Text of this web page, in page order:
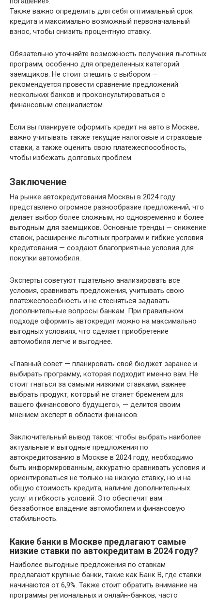
Также важно определить для себя оптимальный срок
кредита и максимально возможный первоначальный
взнос, чтобы снизить процентную ставку.
Обязательно уточняйте возможность получения льготных
программ, особенно для определенных категорий
заемщиков. Не стоит спешить с выбором —
рекомендуется провести сравнение предложений
нескольких банков и проконсультироваться с
финансовым специалистом.
Если вы планируете оформить кредит на авто в Москве,
важно учитывать также текущие налоговые и страховые
ставки, а также оценить свою платежеспособность,
чтобы избежать долговых проблем.
Заключение
На рынке автокредитования Москвы в 2024 году
представлено огромное разнообразие предложений, что
делает выбор более сложным, но одновременно и более
выгодным для заемщиков. Основные тренды — снижение
ставок, расширение льготных программ и гибкие условия
кредитования — создают благоприятные условия для
покупки автомобиля.
Эксперты советуют тщательно анализировать все
условия, сравнивать предложения, учитывать свою
платежеспособность и не стесняться задавать
дополнительные вопросы банкам. При правильном
подходе оформить автокредит можно на максимально
выгодных условиях, что сделает приобретение
автомобиля легче и выгоднее.
«Главный совет — планировать свой бюджет заранее и
выбирать программу, которая подходит именно вам. Не
стоит гнаться за самыми низкими ставками, важнее
выбрать продукт, который не станет бременем для
вашего финансового будущего», — делится своим
мнением эксперт в области финансов.
Заключительный вывод таков: чтобы выбрать наиболее
актуальные и выгодные предложения по
автокредитованию в Москве в 2024 году, необходимо
быть информированным, аккуратно сравнивать условия и
ориентироваться не только на низкую ставку, но и на
общую стоимость кредита, наличие дополнительных
услуг и гибкость условий. Это обеспечит вам
беззаботное владение автомобилем и финансовую
стабильность.
Какие банки в Москве предлагают самые
низкие ставки по автокредитам в 2024 году?
Наиболее выгодные предложения по ставкам
предлагают крупные банки, такие как Банк В, где ставки
начинаются от 6,9%. Также стоит обратить внимание на
программы региональных и онлайн-банков, часто